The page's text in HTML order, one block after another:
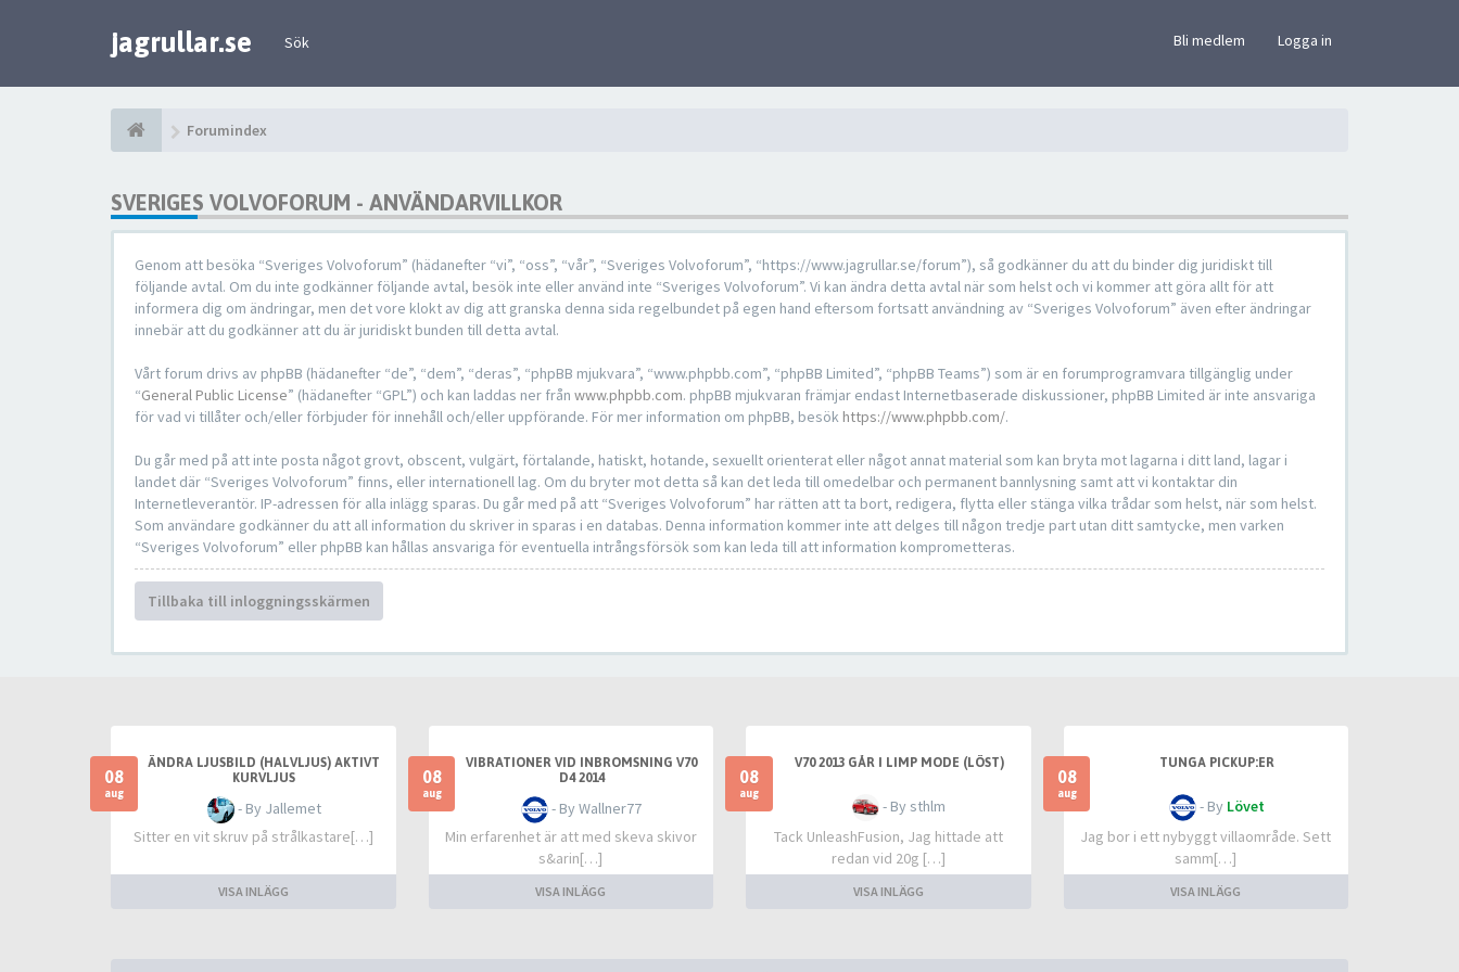
jagrullar.se Sök Bli medlem Logga in
Forumindex
SVERIGES VOLVOFORUM - ANVÄNDARVILLKOR
Genom att besöka “Sveriges Volvoforum” (hädanefter “vi”, “oss”, “vår”, “Sveriges Volvoforum”, “https://www.jagrullar.se/forum”), så godkänner du att du binder dig juridiskt till
följande avtal. Om du inte godkänner följande avtal, besök inte eller använd inte “Sveriges Volvoforum”. Vi kan ändra detta avtal när som helst och vi kommer att göra allt för att
informera dig om ändringar, men det vore klokt av dig att granska denna sida regelbundet på egen hand eftersom fortsatt användning av “Sveriges Volvoforum” även efter ändringar
innebär att du godkänner att du är juridiskt bunden till detta avtal.
Vårt forum drivs av phpBB (hädanefter “de”, “dem”, “deras”, “phpBB mjukvara”, “www.phpbb.com”, “phpBB Limited”, “phpBB Teams”) som är en forumprogramvara tillgänglig under
“General Public License” (hädanefter “GPL”) och kan laddas ner från www.phpbb.com. phpBB mjukvaran främjar endast Internetbaserade diskussioner, phpBB Limited är inte ansvariga
för vad vi tillåter och/eller förbjuder för innehåll och/eller uppförande. För mer information om phpBB, besök https://www.phpbb.com/.
Du går med på att inte posta något grovt, obscent, vulgärt, förtalande, hatiskt, hotande, sexuellt orienterat eller något annat material som kan bryta mot lagarna i ditt land, lagar i
landet där “Sveriges Volvoforum” finns, eller internationell lag. Om du bryter mot detta så kan det leda till omedelbar och permanent bannlysning samt att vi kontaktar din
Internetleverantör. IP-adressen för alla inlägg sparas. Du går med på att “Sveriges Volvoforum” har rätten att ta bort, redigera, flytta eller stänga vilka trådar som helst, när som helst.
Som användare godkänner du att all information du skriver in sparas i en databas. Denna information kommer inte att delges till någon tredje part utan ditt samtycke, men varken
“Sveriges Volvoforum” eller phpBB kan hållas ansvariga för eventuella intrångsförsök som kan leda till att information komprometteras.
Tillbaka till inloggningsskärmen
08
aug
ÄNDRA LJUSBILD (HALVLJUS) AKTIVT
KURVLJUS
- By Jallemet
Sitter en vit skruv på strålkastare[…]
VISA INLÄGG
08
aug
VIBRATIONER VID INBROMSNING V70
D4 2014
- By Wallner77
Min erfarenhet är att med skeva skivor
s&arin[…]
VISA INLÄGG
08
aug
V70 2013 GÅR I LIMP MODE (LÖST)
- By sthlm
Tack UnleashFusion, Jag hittade att
redan vid 20g […]
VISA INLÄGG
08
aug
TUNGA PICKUP:ER
- By Lövet
Jag bor i ett nybyggt villaområde. Sett
samm[…]
VISA INLÄGG